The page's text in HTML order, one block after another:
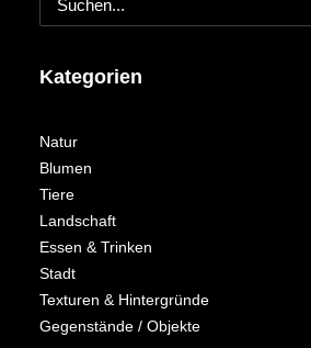
Kategorien
Natur
Blumen
Tiere
Landschaft
Essen & Trinken
Stadt
Texturen & Hintergründe
Gegenstände / Objekte